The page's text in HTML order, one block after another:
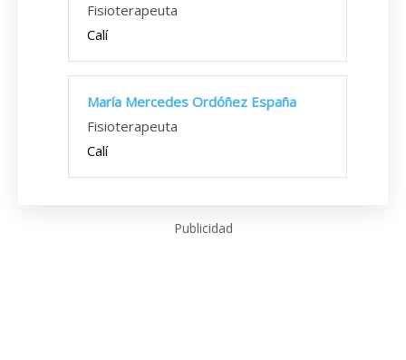
Fisioterapeuta
Calí
María Mercedes Ordóñez España
Fisioterapeuta
Calí
Publicidad